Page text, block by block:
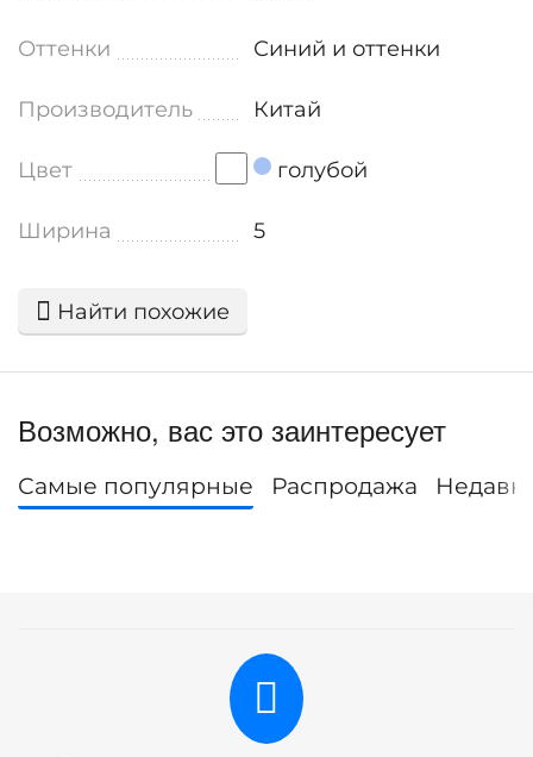
Оттенки Синий и оттенки
Производитель Китай
Цвет голубой
Ширина 5
Найти похожие
Возможно, вас это заинтересует
Самые популярные Распродажа